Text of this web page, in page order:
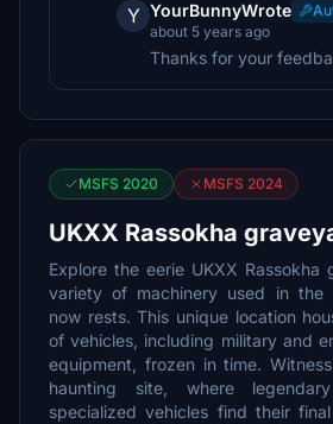
Y YourBunnyWrote
about 5 years ago
Thanks for your
MSFS 2020 MSFS 2024
UKXX Rassokha
Explore the eerie UKXX Rassokha
variety of machinery used in the
now rests. This unique location
of vehicles, including military and
equipment, frozen in time.
haunting site, where
specialized vehicles find their